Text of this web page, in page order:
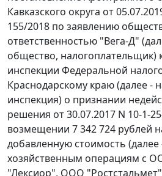
Кавказского округа от
155/2018 по заявлению
ответственностью "Вега-Д"
общество,
инспекции Федеральной
Краснодарскому краю (далее -
инспекция) о признании
решения от 30.07.2017 N 10-1-
возмещении 7 342 724 рублей
добавленную стоимость
хозяйственным операциям с
"Лексиор", ООО